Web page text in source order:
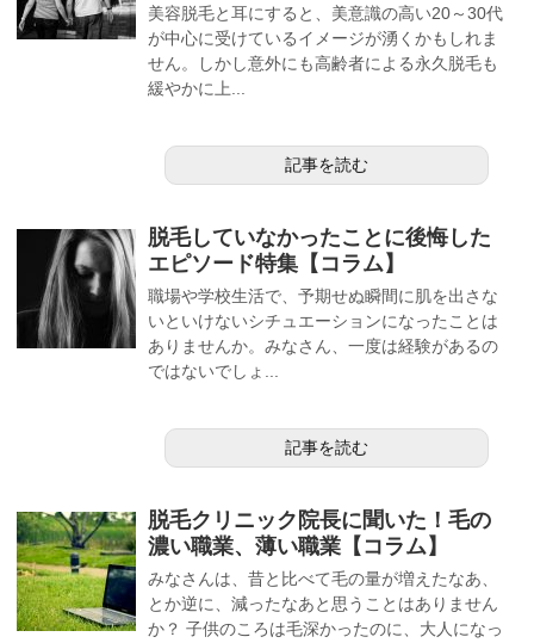
美容脱毛と耳にすると、美意識の高い20～30代
が中心に受けているイメージが湧くかもしれま
せん。しかし意外にも高齢者による永久脱毛も
緩やかに上...
記事を読む
脱毛していなかったことに後悔した
エピソード特集【コラム】
職場や学校生活で、予期せぬ瞬間に肌を出さな
いといけないシチュエーションになったことは
ありませんか。みなさん、一度は経験があるの
ではないでしょ...
記事を読む
脱毛クリニック院長に聞いた！毛の
濃い職業、薄い職業【コラム】
みなさんは、昔と比べて毛の量が増えたなあ、
とか逆に、減ったなあと思うことはありません
か？ 子供のころは毛深かったのに、大人になっ